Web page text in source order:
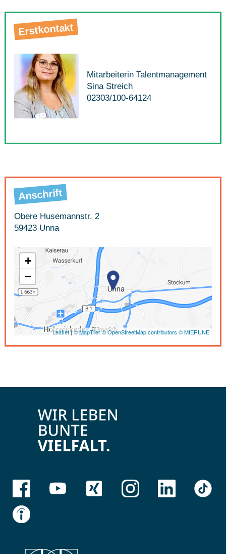
Erstkontakt
Mitarbeiterin Talentmanagement
Sina Streich
02303/100-64124
Anschrift
Obere Husemannstr. 2
59423 Unna